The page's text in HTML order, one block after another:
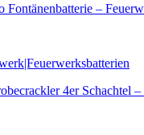
Fontänenbatterie –
4er Schachtel